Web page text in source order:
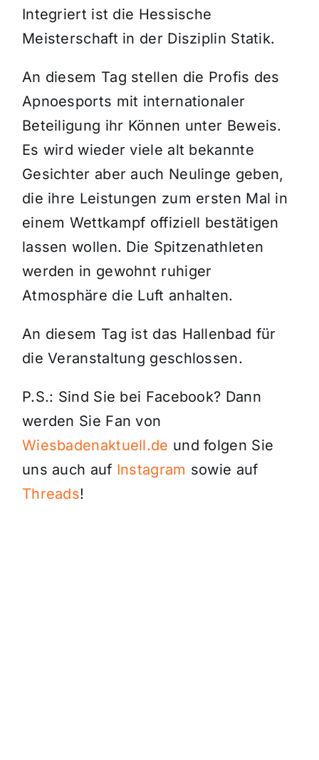
Integriert ist die Hessische
Meisterschaft in der Disziplin Statik.
An diesem Tag stellen die Profis des
Apnoesports mit internationaler
Beteiligung ihr Können unter Beweis.
Es wird wieder viele alt bekannte
Gesichter aber auch Neulinge geben,
die ihre Leistungen zum ersten Mal in
einem Wettkampf offiziell bestätigen
lassen wollen. Die Spitzenathleten
werden in gewohnt ruhiger
Atmosphäre die Luft anhalten.
An diesem Tag ist das Hallenbad für
die Veranstaltung geschlossen.
P.S.: Sind Sie bei Facebook? Dann
werden Sie Fan von
Wiesbadenaktuell.de und folgen Sie
uns auch auf Instagram sowie auf
Threads!